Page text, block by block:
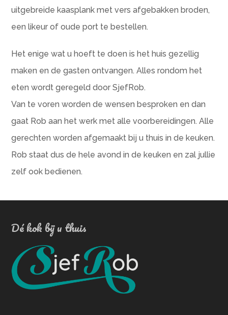
uitgebreide kaasplank met vers afgebakken broden,
een likeur of oude port te bestellen.
Het enige wat u hoeft te doen is het huis gezellig
maken en de gasten ontvangen. Alles rondom het
eten wordt geregeld door SjefRob.
Van te voren worden de wensen besproken en dan
gaat Rob aan het werk met alle voorbereidingen. Alle
gerechten worden afgemaakt bij u thuis in de keuken.
Rob staat dus de hele avond in de keuken en zal jullie
zelf ook bedienen.
Dé kok bij u thuis